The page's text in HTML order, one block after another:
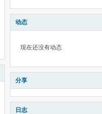
动态
现在还没有动态
分享
日志